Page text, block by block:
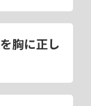
胸に正し